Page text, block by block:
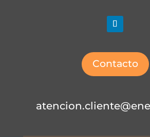
Contacto